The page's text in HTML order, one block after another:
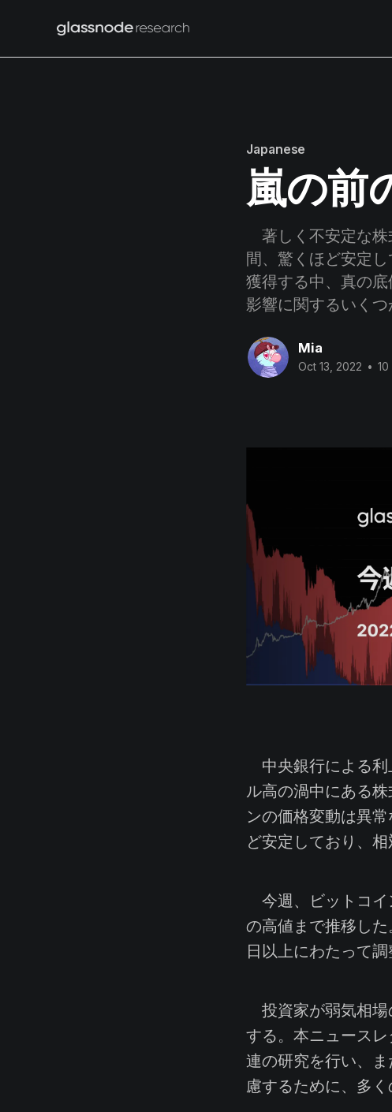
Japanese
嵐の前
著しく不安定な株
間、驚くほど安定
獲得する中、真の
影響に関するいくつ
Mia
Oct 13, 2022 •
中央銀行による利
ル高の渦中にある
ンの価格変動は異
ど安定しており、
今週、ビットコイ
の高値まで推移し
日以上にわたって
投資家が弱気相場
する。本ニュース
連の研究を行い、
慮するために、多